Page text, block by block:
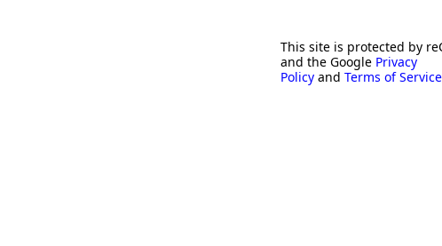
This site is protected by
and the Google Privacy
Policy and Terms of Service